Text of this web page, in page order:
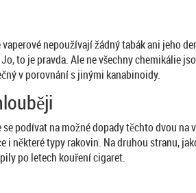
nepoužívají žádný tabák ani jeho
to je pravda. Ale ne všechny chemikálie
v porovnání s jinými kanabinoidy.
podívat na možné dopady těchto dvou
typy rakovin. Na druhou stranu,
po letech kouření cigaret.